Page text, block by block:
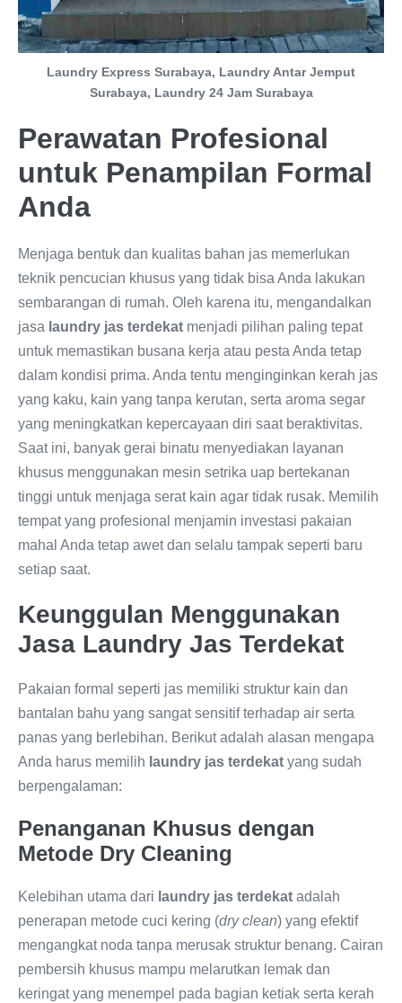
Laundry Express Surabaya, Laundry Antar Jemput
Surabaya, Laundry 24 Jam Surabaya
Perawatan Profesional
untuk Penampilan Formal
Anda
Menjaga bentuk dan kualitas bahan jas memerlukan
teknik pencucian khusus yang tidak bisa Anda lakukan
sembarangan di rumah. Oleh karena itu, mengandalkan
jasa laundry jas terdekat menjadi pilihan paling tepat
untuk memastikan busana kerja atau pesta Anda tetap
dalam kondisi prima. Anda tentu menginginkan kerah jas
yang kaku, kain yang tanpa kerutan, serta aroma segar
yang meningkatkan kepercayaan diri saat beraktivitas.
Saat ini, banyak gerai binatu menyediakan layanan
khusus menggunakan mesin setrika uap bertekanan
tinggi untuk menjaga serat kain agar tidak rusak. Memilih
tempat yang profesional menjamin investasi pakaian
mahal Anda tetap awet dan selalu tampak seperti baru
setiap saat.
Keunggulan Menggunakan
Jasa Laundry Jas Terdekat
Pakaian formal seperti jas memiliki struktur kain dan
bantalan bahu yang sangat sensitif terhadap air serta
panas yang berlebihan. Berikut adalah alasan mengapa
Anda harus memilih laundry jas terdekat yang sudah
berpengalaman:
Penanganan Khusus dengan
Metode Dry Cleaning
Kelebihan utama dari laundry jas terdekat adalah
penerapan metode cuci kering (dry clean) yang efektif
mengangkat noda tanpa merusak struktur benang. Cairan
pembersih khusus mampu melarutkan lemak dan
keringat yang menempel pada bagian ketiak serta kerah